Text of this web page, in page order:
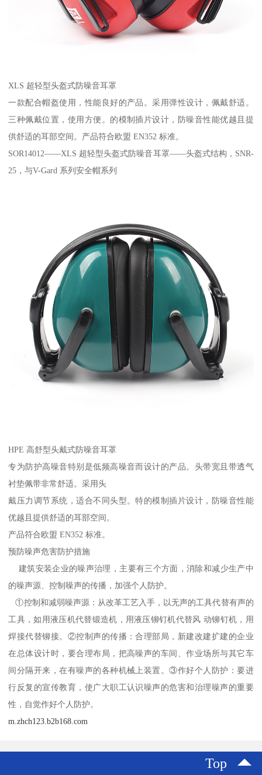
XLS 超轻型头盔式防噪音耳罩
一款配合帽盔使用，性能良好的产品。采用弹性设计，佩戴舒适。
三种佩戴位置，使用方便。的模制插片设计，防噪音性能优越且提
供舒适的耳部空间。产品符合欧盟 EN352 标准。
SOR14012——XLS 超轻型头盔式防噪音耳罩——头盔式结构，SNR-
25，与V-Gard 系列安全帽系列
HPE 高舒型头戴式防噪音耳罩
专为防护高噪音特别是低频高噪音而设计的产品。头带宽且带透气
衬垫佩带非常舒适。采用头
戴压力调节系统，适合不同头型。特的模制插片设计，防噪音性能
优越且提供舒适的耳部空间。
产品符合欧盟 EN352 标准。
预防噪声危害防护措施
建筑安装企业的噪声治理，主要有三个方面，消除和减少生产中
的噪声源、控制噪声的传播，加强个人防护。
①控制和减弱噪声源：从改革工艺入手，以无声的工具代替有声的
工具，如用液压机代替锻造机，用液压铆钉机代替风 动铆钉机，用
焊接代替铆接。②控制声的传播：合理部局，新建改建扩建的企业
在总体设计时，要合理布局，把高噪声的车间、作业场所与其它车
间分隔开来，在有噪声的各种机械上装置。③作好个人防护：要进
行反复的宣传教育，使广大职工认识噪声的危害和治理噪声的重要
性，自觉作好个人防护。
m.zhch123.b2b168.com
Top